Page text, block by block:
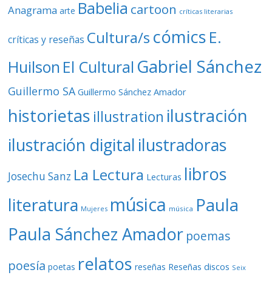
Anagrama arte Babelia cartoon críticas literarias
críticas y reseñas Cultura/s cómics E.
Huilson El Cultural Gabriel Sánchez
Guillermo SA Guillermo Sánchez Amador
historietas illustration ilustración
ilustración digital ilustradoras
Josechu Sanz La Lectura Lecturas libros
literatura Mujeres música música Paula
Paula Sánchez Amador poemas
poesía poetas relatos reseñas Reseñas discos Seix